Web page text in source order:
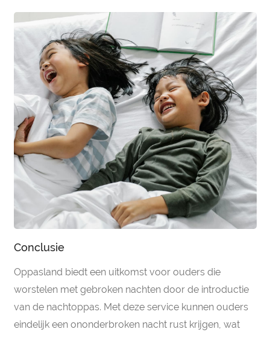
Conclusie
Oppasland biedt een uitkomst voor ouders die
worstelen met gebroken nachten door de introductie
van de nachtoppas. Met deze service kunnen ouders
eindelijk een ononderbroken nacht rust krijgen, wat